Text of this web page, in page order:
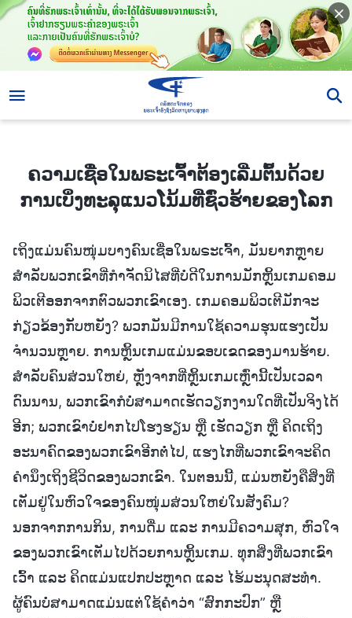
ຄວາມເຊື່ອໃນພຣະເຈົ້າຕ້ອງເລີ່ມຕົ້ນດ້ວຍ
ການເບິ່ງທະລຸແນວໂນ້ມທີ່ຊົ່ວຮ້າຍຂອງໂລກ
ເຖິງແມ່ນຄົນໜຸ່ມບາງຄົນເຊື່ອໃນພຣະເຈົ້າ, ມັນຍາກຫຼາຍ
ສຳລັບພວກເຂົາທີ່ກຳຈັດນິໄສທີ່ບໍ່ດີໃນການມັກຫຼິ້ນເກມຄອມ
ພິວເຕີອອກຈາກຕົວພວກເຂົາເອງ. ເກມຄອມພິວເຕີມັກຈະ
ກ່ຽວຂ້ອງກັບຫຍັງ? ພວກມັນມີການໃຊ້ຄວາມຮຸນແຮງເປັນ
ຈຳນວນຫຼາຍ. ການຫຼິ້ນເກມແມ່ນຂອບເຂດຂອງມານຮ້າຍ.
ສຳລັບຄົນສ່ວນໃຫຍ່, ຫຼັງຈາກທີ່ຫຼິ້ນເກມເຫຼົ່ານີ້ເປັນເວລາ
ດົນນານ, ພວກເຂົາກໍບໍ່ສາມາດເຮັດວຽກງານໃດທີ່ເປັນຈິງໄດ້
ອີກ; ພວກເຂົາບໍ່ຢາກໄປໂຮງຮຽນ ຫຼື ເຮັດວຽກ ຫຼື ຄິດເຖິງ
ອະນາຄົດຂອງພວກເຂົາອີກຕໍ່ໄປ, ແຮງໄກທີ່ພວກເຂົາຈະຄິດ
ຄຳນຶງເຖິງຊີວິດຂອງພວກເຂົາ. ໃນຕອນນີ້, ແມ່ນຫຍັງຄືສິ່ງທີ່
ເຕັມຢູ່ໃນຫົວໃຈຂອງຄົນໜຸ່ມສ່ວນໃຫຍ່ໃນສັງຄົມ?
ນອກຈາກການກິນ, ການດື່ມ ແລະ ການມີຄວາມສຸກ, ຫົວໃຈ
ຂອງພວກເຂົາເຕັມໄປດ້ວຍການຫຼິ້ນເກມ. ທຸກສິ່ງທີ່ພວກເຂົາ
ເວົ້າ ແລະ ຄິດແມ່ນແປກປະຫຼາດ ແລະ ໄຮ້ມະນຸດສະທຳ.
ຜູ້ຄົນບໍ່ສາມາດແມ່ນແຕ່ໃຊ້ຄຳວ່າ “ສົກກະປົກ” ຫຼື